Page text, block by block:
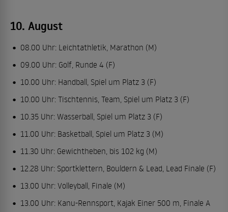
10. August
08.00 Uhr: Leichtathletik, Marathon (M)
09.00 Uhr: Golf, Runde 4 (F)
10.00 Uhr: Handball, Spiel um Platz 3 (F)
10.00 Uhr: Tischtennis, Team, Spiel um Platz 3 (F)
10.35 Uhr: Wasserball, Spiel um Platz 3 (F)
11.00 Uhr: Basketball, Spiel um Platz 3 (M)
11.30 Uhr: Gewichtheben, bis 102 kg (M)
12.28 Uhr: Sportklettern, Bouldern & Lead, Lead Finale (F)
13.00 Uhr: Volleyball, Finale (M)
13.00 Uhr: Kanu-Rennsport, Kajak Einer 500 m, Finale A